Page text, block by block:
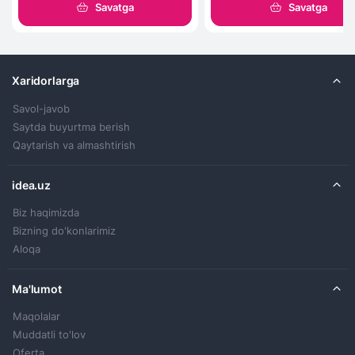
Savatga Savatga
Xaridorlarga
Savol-javob
Saytda buyurtma berish
Qaytarish va almashtirish
idea.uz
Biz haqimizda
Bizning do'konlarimiz
Aloqa
Ma'lumot
Maqolalar
Muddatli to'lov